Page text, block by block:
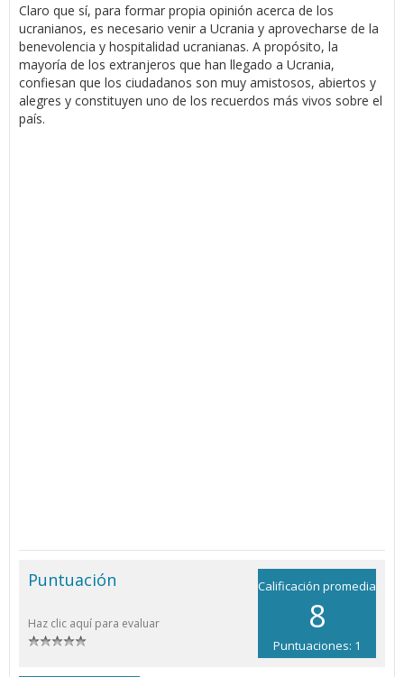
Claro que sí, para formar propia opinión acerca de los
ucranianos, es necesario venir a Ucrania y aprovecharse de la
benevolencia y hospitalidad ucranianas. A propósito, la
mayoría de los extranjeros que han llegado a Ucrania,
confiesan que los ciudadanos son muy amistosos, abiertos y
alegres y constituyen uno de los recuerdos más vivos sobre el
país.
Calificación promedia
8
Puntuaciones: 1
Puntuación
Haz clic aquí para evaluar